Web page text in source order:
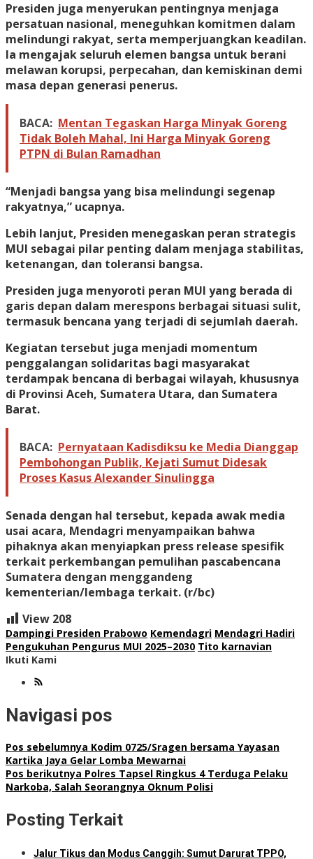
Presiden juga menyerukan pentingnya menjaga
persatuan nasional, meneguhkan komitmen dalam
melindungi rakyat, serta memperjuangkan keadilan.
Ia mengajak seluruh elemen bangsa untuk berani
melawan korupsi, perpecahan, dan kemiskinan demi
masa depan generasi penerus.
BACA: Mentan Tegaskan Harga Minyak Goreng
Tidak Boleh Mahal, Ini Harga Minyak Goreng
PTPN di Bulan Ramadhan
“Menjadi bangsa yang bisa melindungi segenap
rakyatnya,” ucapnya.
Lebih lanjut, Presiden menegaskan peran strategis
MUI sebagai pilar penting dalam menjaga stabilitas,
ketenangan, dan toleransi bangsa.
Presiden juga menyoroti peran MUI yang berada di
garis depan dalam merespons berbagai situasi sulit,
termasuk bencana yang terjadi di sejumlah daerah.
Kegiatan tersebut juga menjadi momentum
penggalangan solidaritas bagi masyarakat
terdampak bencana di berbagai wilayah, khususnya
di Provinsi Aceh, Sumatera Utara, dan Sumatera
Barat.
BACA: Pernyataan Kadisdiksu ke Media Dianggap
Pembohongan Publik, Kejati Sumut Didesak
Proses Kasus Alexander Sinulingga
Senada dengan hal tersebut, kepada awak media
usai acara, Mendagri menyampaikan bahwa
pihaknya akan menyiapkan press release spesifik
terkait perkembangan pemulihan pascabencana
Sumatera dengan menggandeng
kementerian/lembaga terkait. (r/bc)
View 208
Dampingi Presiden Prabowo Kemendagri Mendagri Hadiri
Pengukuhan Pengurus MUI 2025–2030 Tito karnavian
Ikuti Kami
Navigasi pos
Pos sebelumnya Kodim 0725/Sragen bersama Yayasan
Kartika Jaya Gelar Lomba Mewarnai
Pos berikutnya Polres Tapsel Ringkus 4 Terduga Pelaku
Narkoba, Salah Seorangnya Oknum Polisi
Posting Terkait
Jalur Tikus dan Modus Canggih: Sumut Darurat TPPO,